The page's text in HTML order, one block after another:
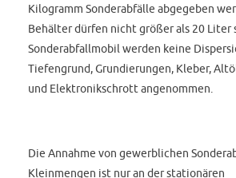
Kilogramm Sonderabfälle abgegeben
Behälter dürfen nicht größer als 20 Liter
Sonderabfallmobil werden keine
Tiefengrund, Grundierungen, Kleber,
und Elektronikschrott angenommen.
Die Annahme von gewerblichen
Kleinmengen ist nur an der stationären